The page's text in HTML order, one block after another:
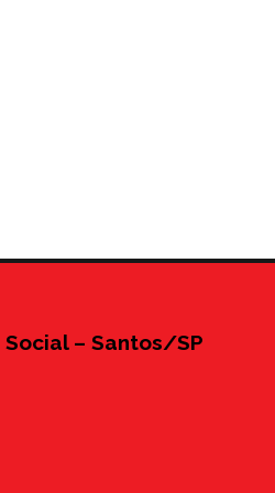
Social – Santos/SP